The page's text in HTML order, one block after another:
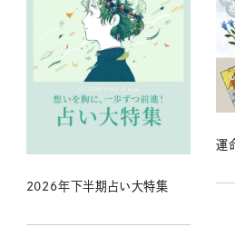
2026年下半期占い大特集
運